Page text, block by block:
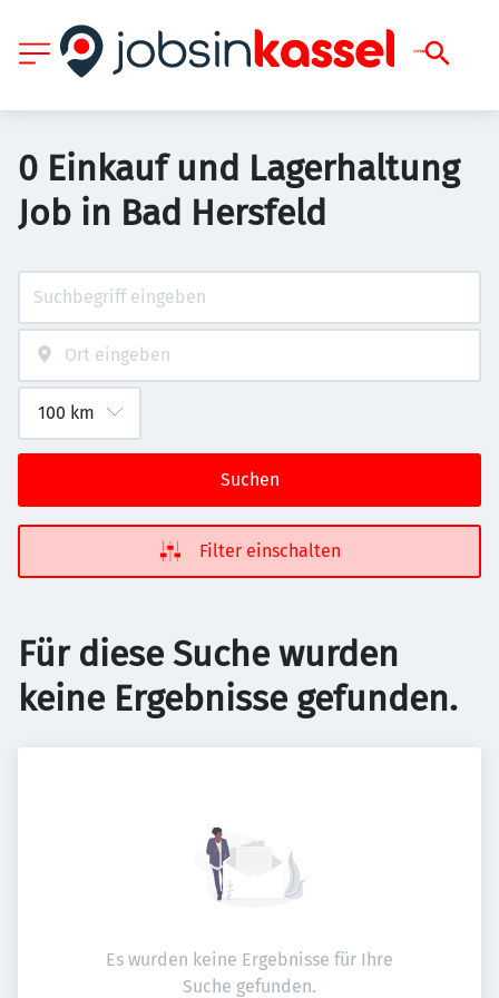
0 Einkauf und Lagerhaltung
Job in Bad Hersfeld
Suchen
Filter einschalten
Für diese Suche wurden
keine Ergebnisse gefunden.
Es wurden keine Ergebnisse für Ihre
Suche gefunden.